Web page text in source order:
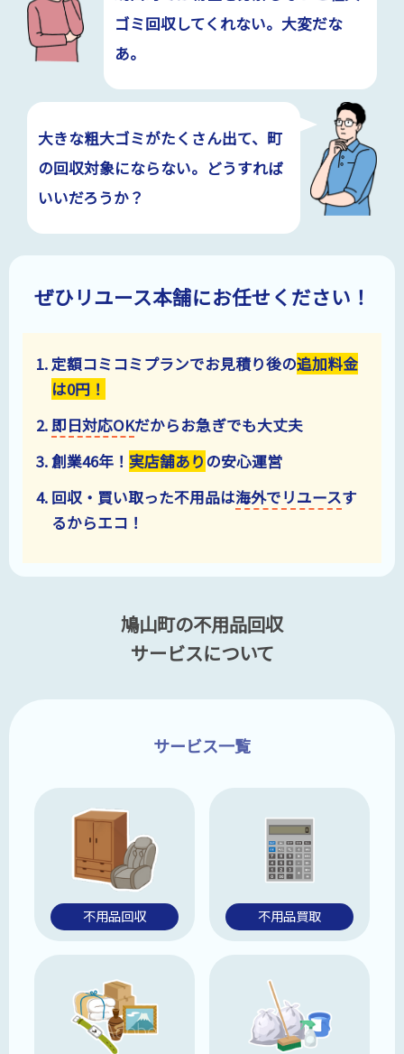
ゴミ回収してくれない。大変だな
あ。
大きな粗大ゴミがたくさん出て、町
の回収対象にならない。どうすれば
いいだろうか？
ぜひリユース本舗にお任せください！
定額コミコミプランでお見積り後の追加料金
は0円！
即日対応OKだからお急ぎでも大丈夫
創業46年！ 実店舗ありの安心運営
回収・買い取った不用品は海外でリユースす
るからエコ！
鳩山町の不用品回収
サービスについて
サービス一覧
不用品回収 不用品買取